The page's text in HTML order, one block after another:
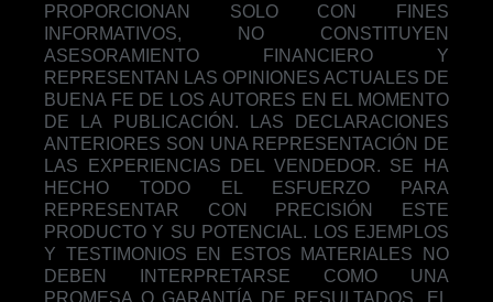
PROPORCIONAN SOLO CON FINES
INFORMATIVOS, NO CONSTITUYEN
ASESORAMIENTO FINANCIERO Y
REPRESENTAN LAS OPINIONES ACTUALES DE
BUENA FE DE LOS AUTORES EN EL MOMENTO
DE LA PUBLICACIÓN. LAS DECLARACIONES
ANTERIORES SON UNA REPRESENTACIÓN DE
LAS EXPERIENCIAS DEL VENDEDOR. SE HA
HECHO TODO EL ESFUERZO PARA
REPRESENTAR CON PRECISIÓN ESTE
PRODUCTO Y SU POTENCIAL. LOS EJEMPLOS
Y TESTIMONIOS EN ESTOS MATERIALES NO
DEBEN INTERPRETARSE COMO UNA
PROMESA O GARANTÍA DE RESULTADOS. EL